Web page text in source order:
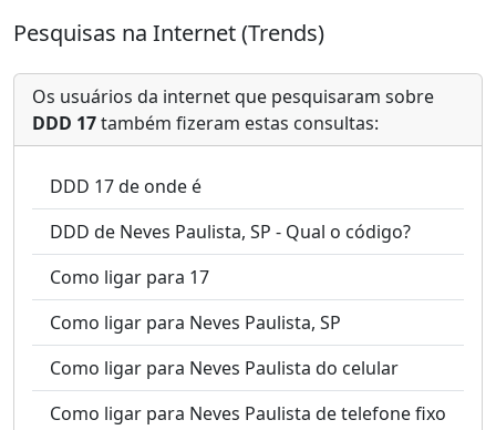
Pesquisas na Internet (Trends)
Os usuários da internet que pesquisaram sobre
DDD 17também fizeram estas consultas:
DDD 17 de onde é
DDD de Neves Paulista, SP - Qual o código?
Como ligar para 17
Como ligar para Neves Paulista, SP
Como ligar para Neves Paulista do celular
Como ligar para Neves Paulista de telefone fixo